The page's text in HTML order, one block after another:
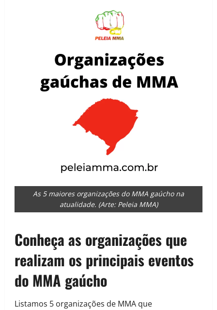
As 5 maiores organizações do MMA gaúcho na
atualidade. (Arte: Peleia MMA)
Conheça as organizações que
realizam os principais eventos
do MMA gaúcho
Listamos 5 organizações de MMA que